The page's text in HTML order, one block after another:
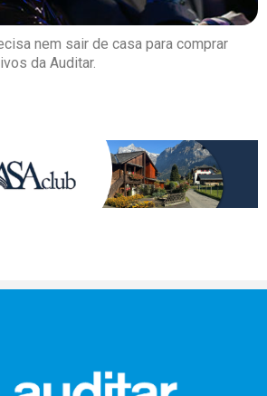
nem sair de casa para comprar
da Auditar.